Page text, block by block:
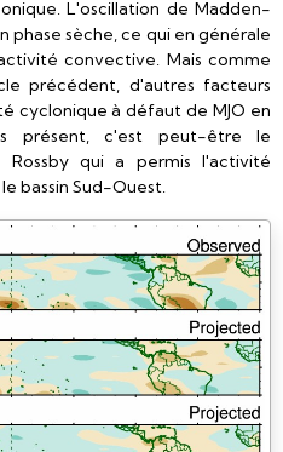
L'oscillation de Madden-
phase sèche, ce qui en générale
convective. Mais comme
précédent, d'autres facteurs
cyclonique à défaut de MJO en
présent, c'est peut-être le
qui a permis l'activité
bassin Sud-Ouest.